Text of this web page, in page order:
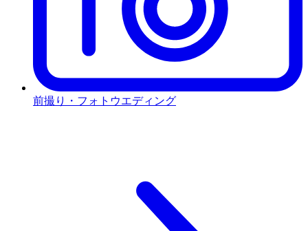
前撮り・フォトウエディング